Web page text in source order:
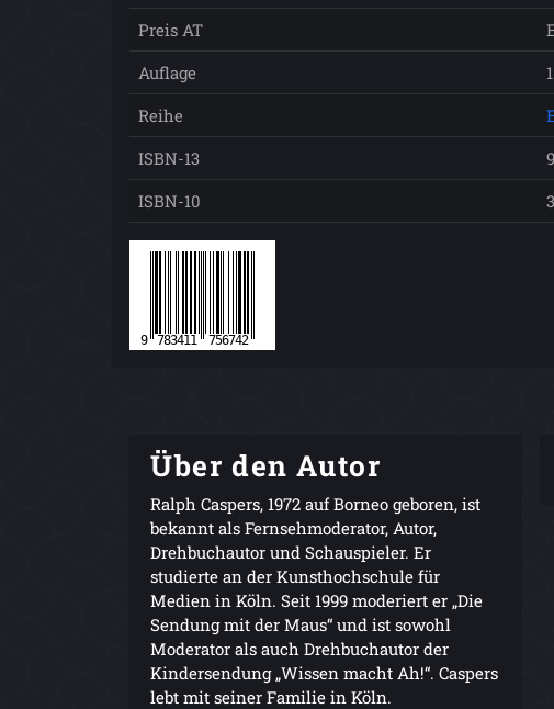
Preis AT
Auflage
Reihe
ISBN-13
ISBN-10
Über den Autor
Ralph Caspers, 1972 auf Borneo geboren, ist
bekannt als Fernsehmoderator, Autor,
Drehbuchautor und Schauspieler. Er
studierte an der Kunsthochschule für
Medien in Köln. Seit 1999 moderiert er „Die
Sendung mit der Maus“ und ist sowohl
Moderator als auch Drehbuchautor der
Kindersendung „Wissen macht Ah!“. Caspers
lebt mit seiner Familie in Köln.